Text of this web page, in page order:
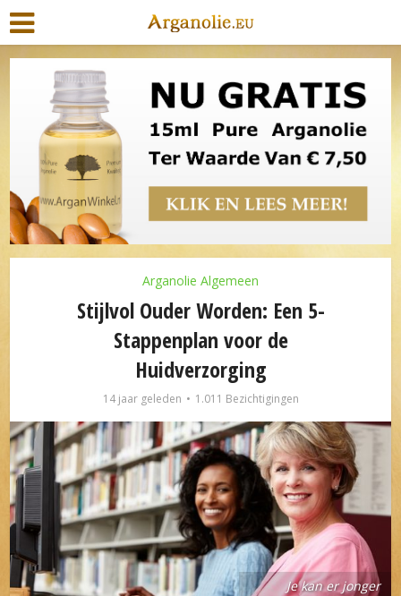
Arganolie Algemeen
Stijlvol Ouder Worden: Een 5-
Stappenplan voor de
Huidverzorging
14 jaar geleden 1.011 Bezichtigingen
Je kan er jonger